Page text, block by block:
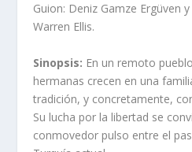
Guion: Deniz Gamze Ergüven
Warren Ellis.
Sinopsis: En un remoto
hermanas crecen en una
tradición, y concretamente,
Su lucha por la libertad se
conmovedor pulso entre el